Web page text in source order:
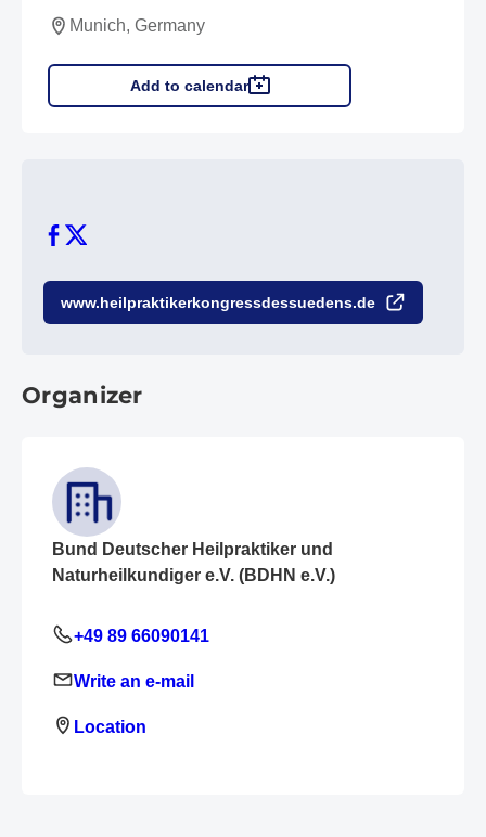
Munich, Germany
Add to calendar
www.heilpraktikerkongressdessuedens.de
Organizer
Bund Deutscher Heilpraktiker und
Naturheilkundiger e.V. (BDHN e.V.)
+49 89 66090141
Write an e-mail
Location